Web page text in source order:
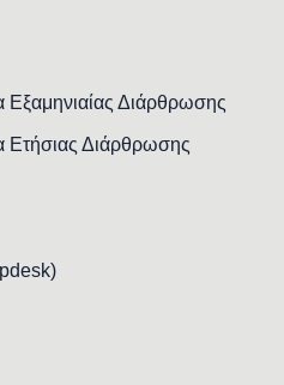
Εξαμηνιαίας Διάρθρωσης
Ετήσιας Διάρθρωσης